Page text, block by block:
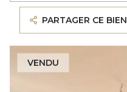
PARTAGER CE BIEN
VENDU